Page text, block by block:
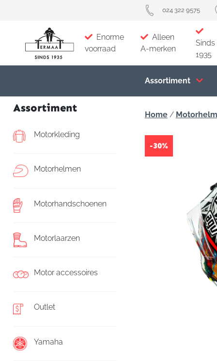
024 322 9575
Enorme
voorraad
Alleen
A-merken
Sinds
1935
Assortiment
Assortiment
Motorkleding
Motorhelmen
Motorhandschoenen
Motorlaarzen
Motor accessoires
Outlet
Yamaha
Home/
-30%